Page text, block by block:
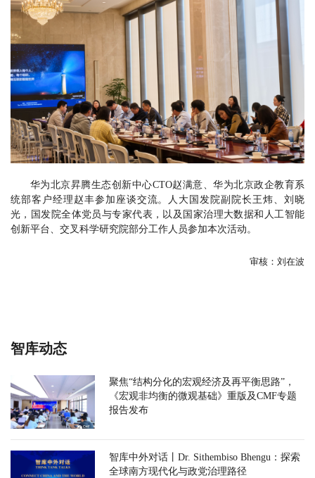
华为北京昇腾生态创新中心CTO赵满意、华为北京政企教育系
统部客户经理赵丰参加座谈交流。人大国发院副院长王炜、刘晓
光，国发院全体党员与专家代表，以及国家治理大数据和人工智能
创新平台、交叉科学研究院部分工作人员参加本次活动。
审核：刘在波
智库动态
聚焦“结构分化的宏观经济及再平衡思路”，
《宏观非均衡的微观基础》重版及CMF专题
报告发布
智库中外对话丨Dr. Sithembiso Bhengu：探索
全球南方现代化与政党治理路径